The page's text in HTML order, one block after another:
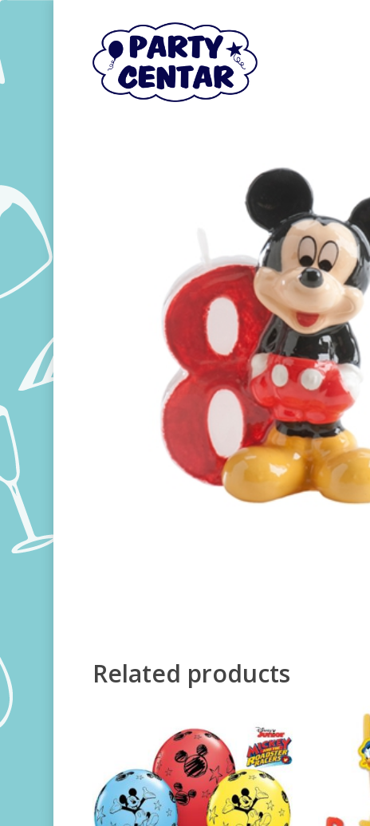
Hit enter to search or ESC to close
Related products
570,00RSD
1.680,00RSD